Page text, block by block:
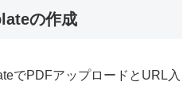
の作成
でPDFアップロードとURL入